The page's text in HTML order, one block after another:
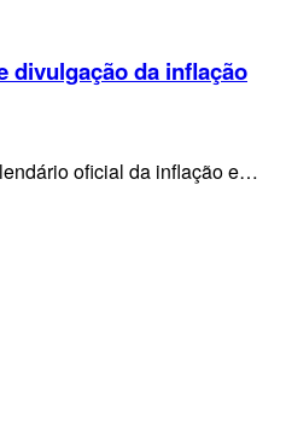
divulgação da inflação
oficial da inflação e…